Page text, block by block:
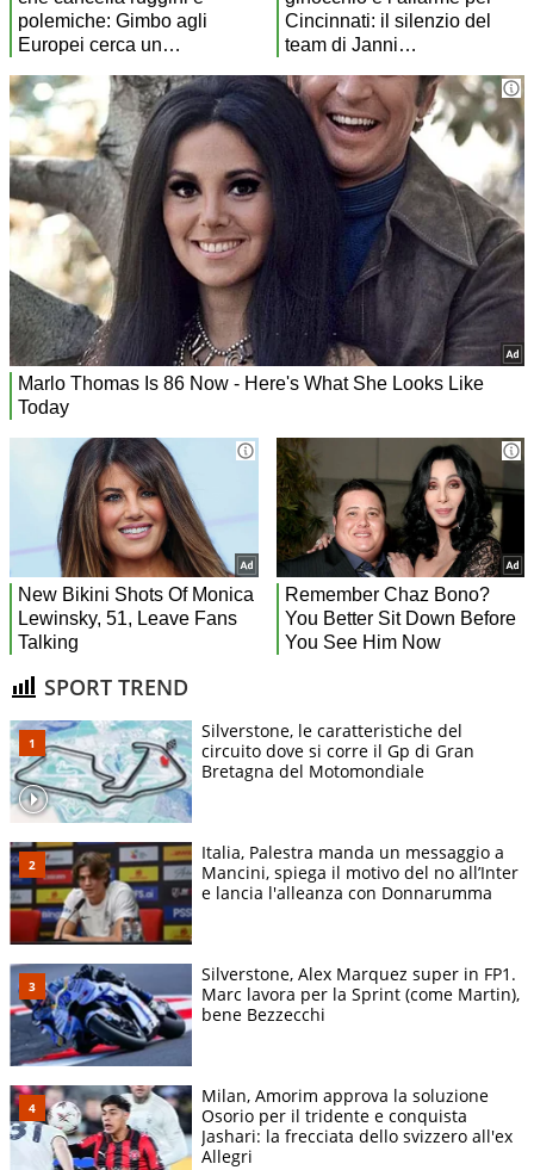
SPORT TREND
Silverstone, le caratteristiche del
circuito dove si corre il Gp di Gran
Bretagna del Motomondiale
Italia, Palestra manda un messaggio a
Mancini, spiega il motivo del no all’Inter
e lancia l'alleanza con Donnarumma
Silverstone, Alex Marquez super in FP1.
Marc lavora per la Sprint (come Martin),
bene Bezzecchi
Milan, Amorim approva la soluzione
Osorio per il tridente e conquista
Jashari: la frecciata dello svizzero all'ex
Allegri